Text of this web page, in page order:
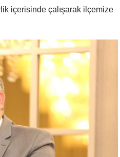
içerisinde çalışarak ilçemize